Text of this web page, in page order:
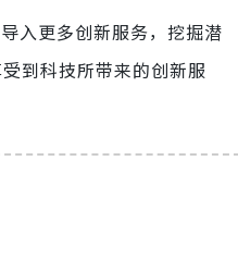
入更多创新服务，挖掘潜
到科技所带来的创新服